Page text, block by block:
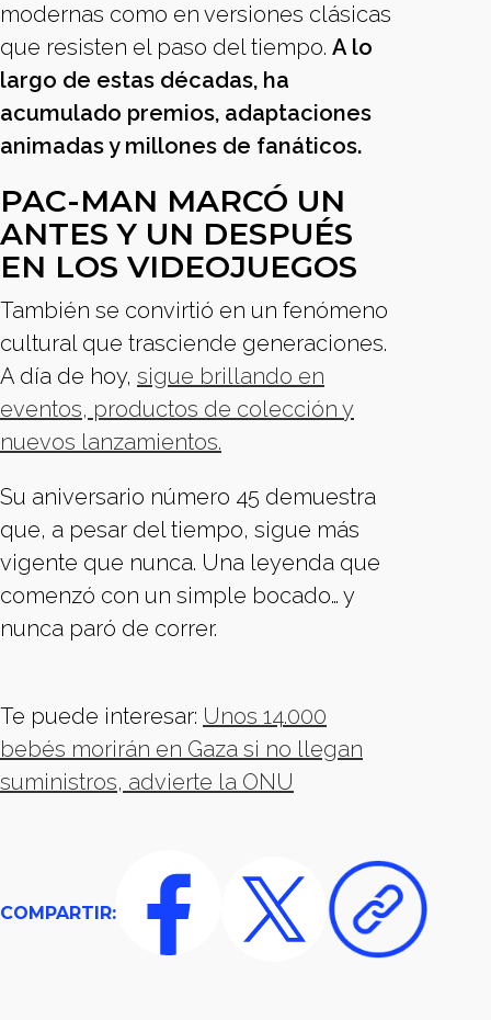
modernas como en versiones clásicas
que resisten el paso del tiempo. A lo
largo de estas décadas, ha
acumulado premios, adaptaciones
animadas y millones de fanáticos.
PAC-MAN MARCÓ UN
ANTES Y UN DESPUÉS
EN LOS VIDEOJUEGOS
También se convirtió en un fenómeno
cultural que trasciende generaciones.
A día de hoy, sigue brillando en
eventos, productos de colección y
nuevos lanzamientos.
Su aniversario número 45 demuestra
que, a pesar del tiempo, sigue más
vigente que nunca. Una leyenda que
comenzó con un simple bocado… y
nunca paró de correr.
Te puede interesar: Unos 14.000
bebés morirán en Gaza si no llegan
suministros, advierte la ONU
COMPARTIR: